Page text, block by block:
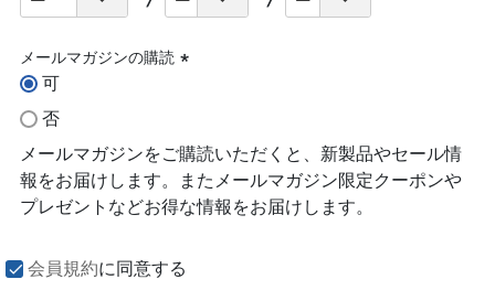
メールマガジンの購読
可
否
メールマガジンをご購読いただくと、新製品やセール情
報をお届けします。またメールマガジン限定クーポンや
プレゼントなどお得な情報をお届けします。
会員規約に同意する